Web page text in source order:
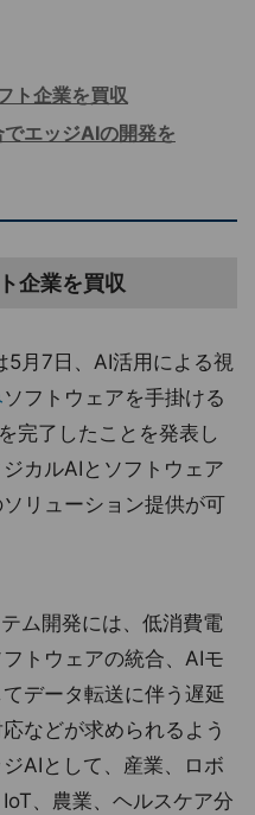
ト企業を買収
エッジAIの開発を
企業を買収
5月7日、AI活用による視
ソフトウェアを手掛ける
完了したことを発表し
カルAIとソフトウェア
リューション提供が可
ム開発には、低消費電
トウェアの統合、AIモ
データ転送に伴う遅延
などが求められるよう
AIとして、産業、ロボ
、農業、ヘルスケア分